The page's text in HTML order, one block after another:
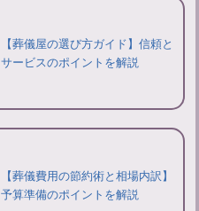
【葬儀屋の選び方ガイド】信頼と
サービスのポイントを解説
【葬儀費用の節約術と相場内訳】
予算準備のポイントを解説